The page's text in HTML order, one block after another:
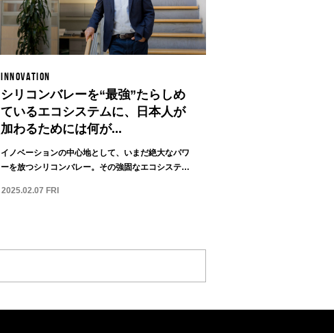
INNOVATION
シリコンバレーを“最強”たらしめ
ているエコシステムに、日本人が
加わるためには何が...
イノベーションの中心地として、いまだ絶大なパワ
ーを放つシリコンバレー。その強固なエコシステム
2025.02.07 FRI